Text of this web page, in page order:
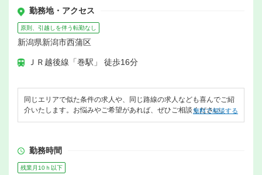
勤務地・アクセス
原則、引越しを伴う転勤なし
新潟県新潟市西蒲区
ＪＲ越後線「巻駅」 徒歩16分
同じエリアで似た条件の求人や、同じ路線の求人なども喜んでご紹
介いたします。お悩みやご希望があれば、ぜひご相談ください。
無料で相談する
勤務時間
残業月10ｈ以下